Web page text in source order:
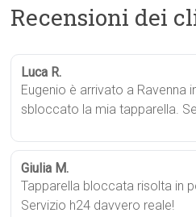
Recensioni dei
Luca R.
Eugenio è arrivato a Ravenna
sbloccato la mia tapparella.
Giulia M.
Tapparella bloccata risolta in
Servizio h24 davvero reale!